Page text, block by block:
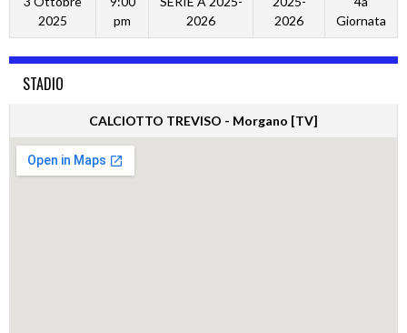
2025
pm
2026
2026
Giornata
STADIO
CALCIOTTO TREVISO - Morgano [TV]